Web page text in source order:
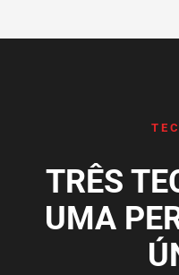
TRÊS
UMA